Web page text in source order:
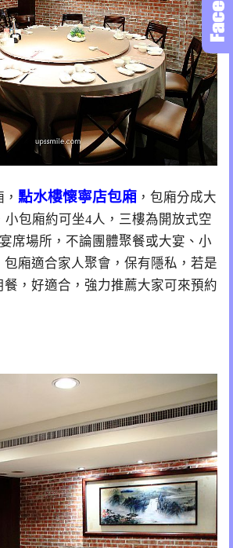
點水樓懷寧店包廂 ，包廂分成大
小包廂約可坐4人，三樓為開放式空
席場所，不論團體聚餐或大宴、小
包廂適合家人聚會，保有隱私，若是
，好適合，強力推薦大家可來預約